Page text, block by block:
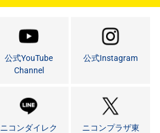
公式YouTube
Channel
公式Instagram
ニコンダイレク
ニコンプラザ東